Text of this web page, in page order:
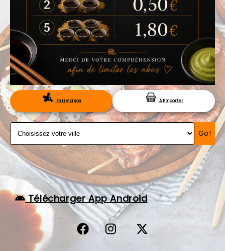
NOTRE RESTAURANT
VOS AVIS
MENTIONS LÉGALES
C.G.V
RÉSERVATIONEn Livraison A Emporter
Go!
Télécharger App Android